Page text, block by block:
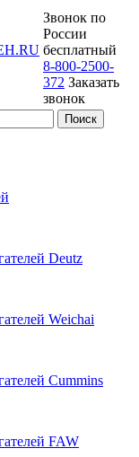
Звонок по
России
бесплатный
8-800-2500-
372 Заказать
звонок
Deutz
Weichai
Cummins
FAW